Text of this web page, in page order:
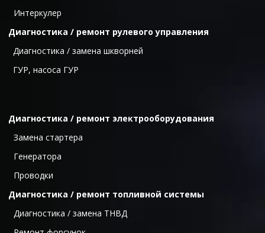
  Интеркулер
Диагностика / ремонт рулевого управления
Диагностика / замена шкворней
ГУР, насоса ГУР
Диагностика / ремонт электрооборудования
  Замена стартера
  Генератора
  Проводки
Диагностика / ремонт топливной системы
  Диагностика / замена ТНВД